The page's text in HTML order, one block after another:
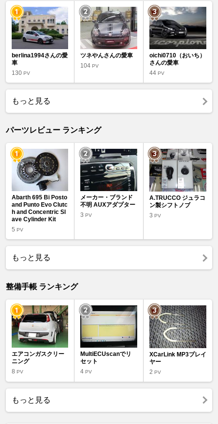
berlina1994さんの愛
車
130 PV
ツネやんさんの愛車
104PV
oichi0710（おいち）
さんの愛車
44 PV
もっと見る
パーツレビュー ランキング
Abarth 695 Bi Posto
and Punto Evo Clutc
h and Concentric Sl
ave Cylinder Kit
5 PV
メーカー・ブランド
不明 AUXアダプター
3PV
A.TRUCCO ジュラコ
ン製シフトノブ
3 PV
もっと見る
整備手帳 ランキング
エアコンガスクリー
ニング
8 PV
MultiECUscanでリ
セット
4PV
XCarLink MP3プレイ
ヤー
2 PV
もっと見る